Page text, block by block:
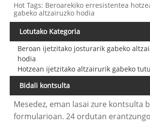
Hot Tags: Beroarekiko erresistentea
gabeko altzairuzko hodia
Lotutako Kategoria
Beroan ijetzitako josturarik gabeko
hodia
Hotzean ijetzitako altzairurik gabeko
Bidali kontsulta
Mesedez, eman lasai zure kontsulta
formularioan. 24 ordutan